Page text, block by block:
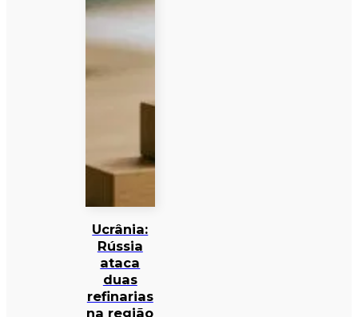
Ucrânia:
Rússia
ataca
duas
refinarias
na região